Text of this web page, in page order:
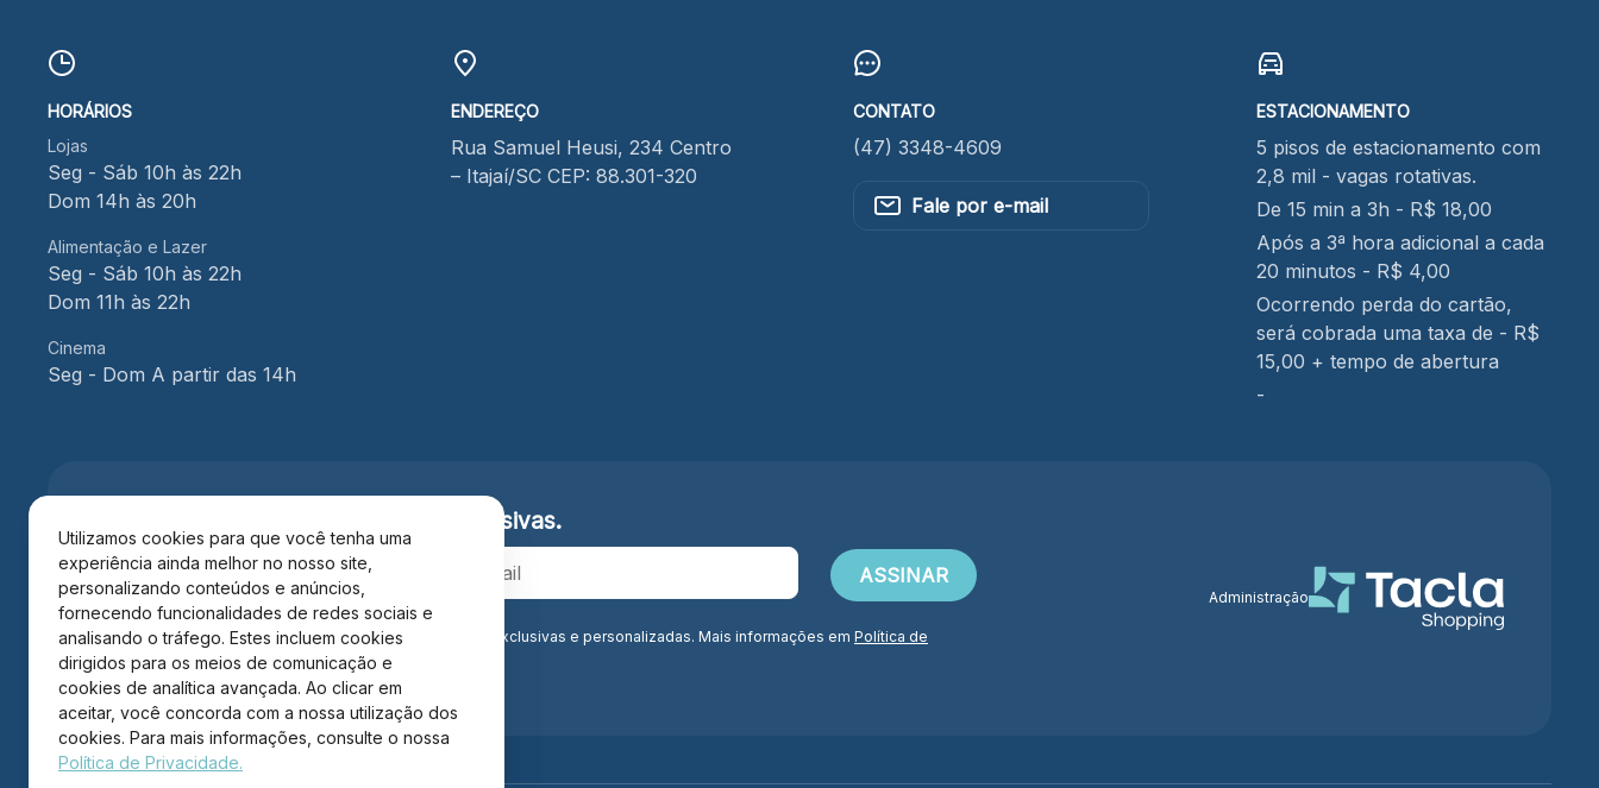
Utilizamos cookies para que você tenha uma
experiência ainda melhor no nosso site,
personalizando conteúdos e anúncios,
fornecendo funcionalidades de redes sociais e
analisando o tráfego. Estes incluem cookies
dirigidos para os meios de comunicação e
cookies de analítica avançada. Ao clicar em
aceitar, você concorda com a nossa utilização dos
cookies. Para mais informações, consulte o nossa
Política de Privacidade.
HORÁRIOS
Lojas
Seg - Sáb 10h às 22h
Dom 14h às 20h
Alimentação e Lazer
Seg - Sáb 10h às 22h
Dom 11h às 22h
Cinema
Seg - Dom A partir das 14h
ENDEREÇO
Rua Samuel Heusi, 234 Centro
– Itajaí/SC CEP: 88.301-320
CONTATO
(47) 3348-4609
Fale por e-mail
ESTACIONAMENTO
5 pisos de estacionamento com
2,8 mil - vagas rotativas.
De 15 min a 3h - R$ 18,00
Após a 3ª hora adicional a cada
20 minutos - R$ 4,00
Ocorrendo perda do cartão,
será cobrada uma taxa de - R$
15,00 + tempo de abertura
-
vantagens exclusivas.
Ao se cadastrar você confirma em receber informações exclusivas e personalizadas. Mais informações em Política de
Privacidade.*
Administração